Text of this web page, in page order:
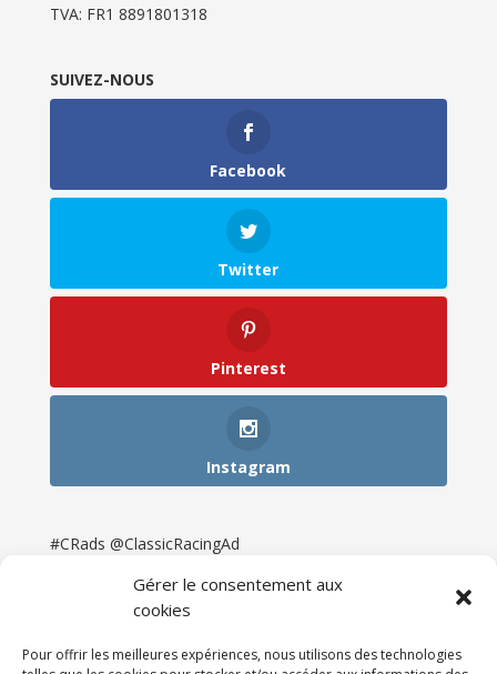
Gérer le consentement aux
cookies
Pour offrir les meilleures expériences, nous utilisons des technologies
TVA: FR1 8891801318
SUIVEZ-NOUS
Facebook
Twitter
Pinterest
Instagram
#CRads @ClassicRacingAd